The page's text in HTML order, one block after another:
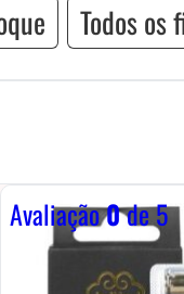
Todos os
Avaliação0de 5